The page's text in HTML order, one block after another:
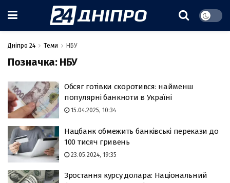
Дніпро 24 Теми НБУ
Позначка: НБУ
Обсяг готівки скоротився: найменш
популярні банкноти в Україні
15.04.2025, 10:34
Нацбанк обмежить банківські перекази до
100 тисяч гривень
23.05.2024, 19:35
Зростання курсу долара: Національний